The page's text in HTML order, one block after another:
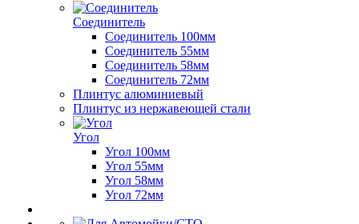
Соединитель
Соединитель 100мм
Соединитель 55мм
Соединитель 58мм
Соединитель 72мм
Плинтус алюминиевый
Плинтус из нержавеющей стали
Угол
Угол 100мм
Угол 55мм
Угол 58мм
Угол 72мм